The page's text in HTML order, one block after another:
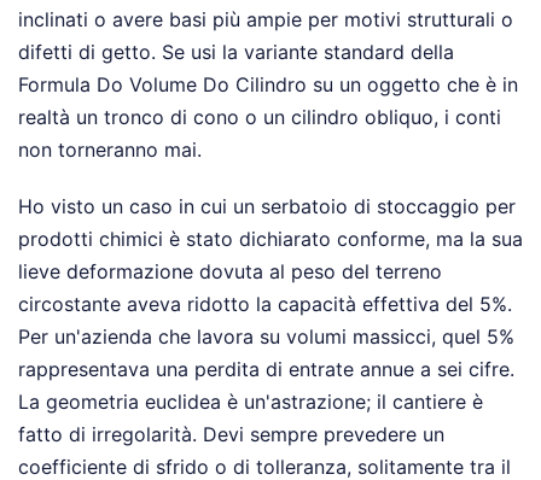
inclinati o avere basi più ampie per motivi strutturali o
difetti di getto. Se usi la variante standard della
Formula Do Volume Do Cilindro su un oggetto che è in
realtà un tronco di cono o un cilindro obliquo, i conti
non torneranno mai.
Ho visto un caso in cui un serbatoio di stoccaggio per
prodotti chimici è stato dichiarato conforme, ma la sua
lieve deformazione dovuta al peso del terreno
circostante aveva ridotto la capacità effettiva del 5%.
Per un'azienda che lavora su volumi massicci, quel 5%
rappresentava una perdita di entrate annue a sei cifre.
La geometria euclidea è un'astrazione; il cantiere è
fatto di irregolarità. Devi sempre prevedere un
coefficiente di sfrido o di tolleranza, solitamente tra il